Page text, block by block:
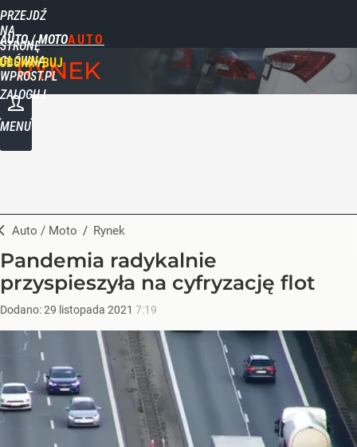
PRZEJDŹ
NA
STRONĘ
GŁÓWNĄ
WPROST.PL
AUTO / MOTO
ZALOGUJ
MENU
RYNEK
Auto / Moto / Rynek
Pandemia radykalnie
przyspieszyła na cyfryzację flot
Dodano:29 listopada 2021 7:19